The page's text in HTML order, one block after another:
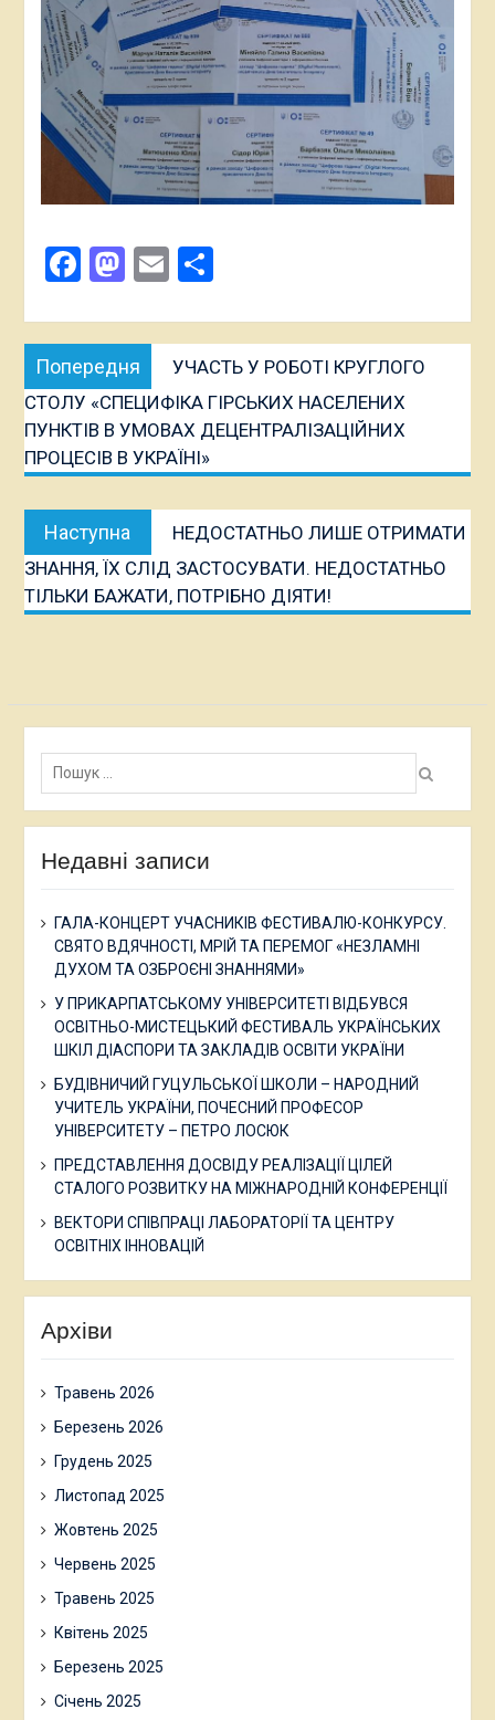
Facebook
Mastodon
EmailПоділитися
Навігація
записів
Попередня
публікація:
УЧАСТЬ У РОБОТІ КРУГЛОГО
СТОЛУ «СПЕЦИФІКА ГІРСЬКИХ НАСЕЛЕНИХ
ПУНКТІВ В УМОВАХ ДЕЦЕНТРАЛІЗАЦІЙНИХ
ПРОЦЕСІВ В УКРАЇНІ»
Наступна
публікація:
НЕДОСТАТНЬО ЛИШЕ ОТРИМАТИ
ЗНАННЯ, ЇХ СЛІД ЗАСТОСУВАТИ. НЕДОСТАТНЬО
ТІЛЬКИ БАЖАТИ, ПОТРІБНО ДІЯТИ!
Пошук:
Недавні записи
ГАЛА-КОНЦЕРТ УЧАСНИКІВ ФЕСТИВАЛЮ-КОНКУРСУ.
СВЯТО ВДЯЧНОСТІ, МРІЙ ТА ПЕРЕМОГ «НЕЗЛАМНІ
ДУХОМ ТА ОЗБРОЄНІ ЗНАННЯМИ»
У ПРИКАРПАТСЬКОМУ УНІВЕРСИТЕТІ ВІДБУВСЯ
ОСВІТНЬО-МИСТЕЦЬКИЙ ФЕСТИВАЛЬ УКРАЇНСЬКИХ
ШКІЛ ДІАСПОРИ ТА ЗАКЛАДІВ ОСВІТИ УКРАЇНИ
БУДІВНИЧИЙ ГУЦУЛЬСЬКОЇ ШКОЛИ – НАРОДНИЙ
УЧИТЕЛЬ УКРАЇНИ, ПОЧЕСНИЙ ПРОФЕСОР
УНІВЕРСИТЕТУ – ПЕТРО ЛОСЮК
ПРЕДСТАВЛЕННЯ ДОСВІДУ РЕАЛІЗАЦІЇ ЦІЛЕЙ
СТАЛОГО РОЗВИТКУ НА МІЖНАРОДНІЙ КОНФЕРЕНЦІЇ
ВЕКТОРИ СПІВПРАЦІ ЛАБОРАТОРІЇ ТА ЦЕНТРУ
ОСВІТНІХ ІННОВАЦІЙ
Архіви
Травень 2026
Березень 2026
Грудень 2025
Листопад 2025
Жовтень 2025
Червень 2025
Травень 2025
Квітень 2025
Березень 2025
Січень 2025